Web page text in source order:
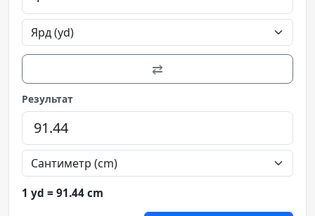
⇄
Результат
1 yd = 91.44 cm